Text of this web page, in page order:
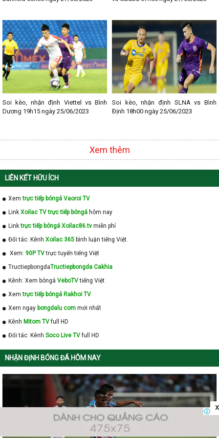
- Lịch thi đấu V - League
- Lịch thi đấu Cup C1
Soi kèo, nhận định Viettel vs Bình
Dương 19h15 ngày 25/06/2023
Soi kèo, nhận định SLNA vs Bình
Định 18h00 ngày 25/06/2023
Xem thêm
LIÊN KẾT HỮU ÍCH
Xemtrực tiếp bóngá Vaoroi TV
Link Xoilac TV trực tiếp bóngá hôm nay
Linktrực tiếp bóngá Xoilac86.tv miễn phí
Đối tác: Kênh Xoilac 365 bình luận tiếng Việt.
Xem: 90P TVtrực tuyến tiếng Việt
TructiepbongdaTructiepbongda Cakhia
Kênh: Xem bóngá VeboTVtiếng Việt
Xemtrực tiếp bóngá Rakhoi TV
Xem ngay bongdalu com mới nhất
Kênh Mitom TVfull HD
Đối tác: Kênh Soco Live TVfull HD
NHẬN ĐỊNH BÓNG ĐÁ HÔM NAY
x